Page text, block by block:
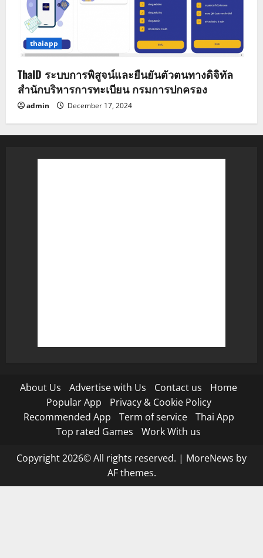
thaiapp
ThaID ระบบการพิสูจน์และยืนยันตัวตนทางดิจิทัล
สำนักบริหารการทะเบียน กรมการปกครอง
admin December 17, 2024
About Us Advertise with Us Contact us
Home
Popular App
Privacy & Cookie Policy
Recommended App
Term of service
Thai App
Top rated Games
Work With us
Copyright 2026© All rights reserved. | MoreNews by
AF themes.